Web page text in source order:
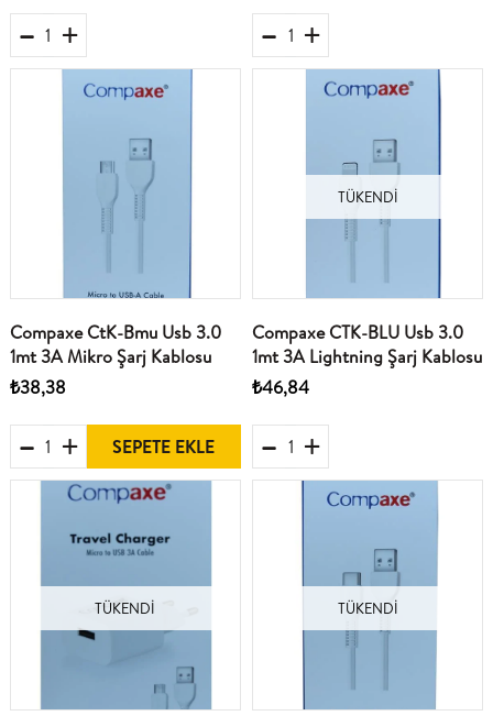
Compaxe CtK-Bmu Usb 3.0
1mt 3A Mikro Şarj Kablosu
₺38,38
SEPETE EKLE
TÜKENDI
Compaxe CTK-BLU Usb 3.0
1mt 3A Lightning Şarj Kablosu
₺46,84
TÜKENDI TÜKENDI